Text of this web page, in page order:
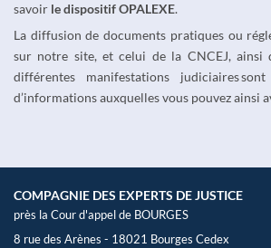
savoir le dispositif OPALEXE.
La diffusion de documents pratiques ou
sur notre site, et celui de la CNCEJ, ainsi
différentes manifestations judiciaires
d’informations auxquelles vous pouvez ainsi
COMPAGNIE DES EXPERTS DE JUSTICE
près la Cour d'appel de BOURGES
8 rue des Arènes - 18021 Bourges Cedex